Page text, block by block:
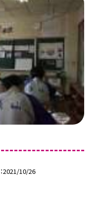
2021/10/26